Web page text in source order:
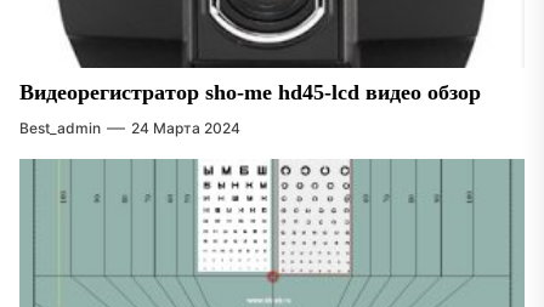
Видеорегистратор sho-me hd45-lcd видео обзор
Best_admin 24 Марта 2024